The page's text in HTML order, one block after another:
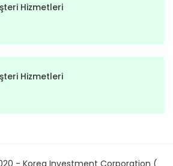
Hizmetleri
Hizmetleri
- Korea Investment Corporation (